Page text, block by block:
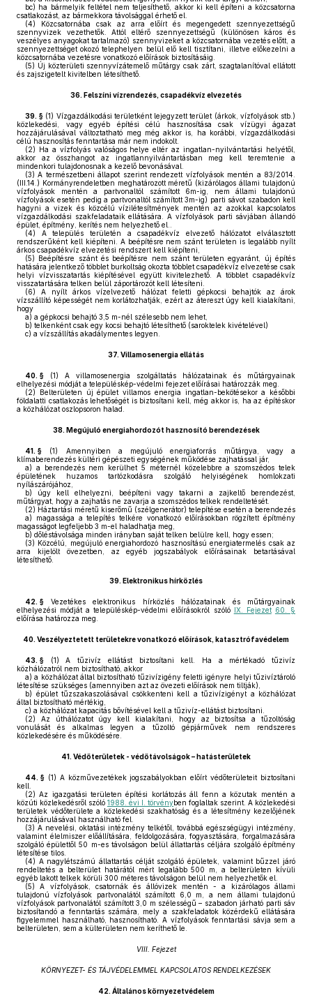
bc) ha bármelyik feltétel nem teljesíthető, akkor ki kell építeni a közcsatorna
csatlakozást, az bármekkora távolsággal érhető el.
(4) Közcsatornába csak az arra előírt és megengedett szennyezettségű
szennyvizek vezethetők. Attól eltérő szennyezettségű (különösen káros és
veszélyes anyagokat tartalmazó) szennyvizeket a közcsatornába vezetés előtt, a
szennyezettséget okozó telephelyen belül elő kell tisztítani, illetve előkezelni a
közcsatornába vezetésre vonatkozó előírások biztosításáig.
(5) Új közterületi szennyvízátemelő műtárgy csak zárt, szagtalanítóval ellátott
és zajszigetelt kivitelben létesíthető.
36. Felszíni vízrendezés, csapadékvíz elvezetés
39. § (1) Vízgazdálkodási területként lejegyzett terület (árkok, vízfolyások stb.)
közlekedési, vagy egyéb építési célú hasznosítása csak vízügyi ágazat
hozzájárulásával változtatható meg még akkor is, ha korábbi, vízgazdálkodási
célú hasznosítás fenntartása már nem indokolt.
(2) Ha a vízfolyás valóságos helye eltér az ingatlan-nyilvántartási helyétől,
akkor az összhangot az ingatlannyilvántartásban meg kell teremtenie a
mindenkori tulajdonosnak a kezelő bevonásával.
(3) A természetbeni állapot szerint rendezett vízfolyások mentén a 83/2014.
(III.14.) Kormányrendeletben meghatározott méretű (kizárólagos állami tulajdonú
vízfolyások mentén a partvonaltól számított 6m-ig, nem állami tulajdonú
vízfolyások esetén pedig a partvonaltól számított 3m-ig) parti sávot szabadon kell
hagyni a vizek és közcélú vízilétesítmények mentén az azokkal kapcsolatos
vízgazdálkodási szakfeladataik ellátására. A vízfolyások parti sávjában állandó
épület, építmény, kerítés nem helyezhető el..
(4) A település területén a csapadékvíz elvezető hálózatot elválasztott
rendszerűként kell kiépíteni. A beépítésre nem szánt területen is legalább nyílt
árkos csapadékvíz elvezetési rendszert kell kiépíteni,
(5) Beépítésre szánt és beépítésre nem szánt területen egyaránt, új építés
hatására jelentkező többlet burkoltság okozta többlet csapadékvíz elvezetése csak
helyi vízvisszatartás kiépítésével együtt kivitelezhető. A többlet csapadékvíz
visszatartására telken belül záportározót kell létesíteni.
(6) A nyílt árkos vízelvezető hálózat feletti gépkocsi behajtók az árok
vízszállító képességét nem korlátozhatják, ezért az átereszt úgy kell kialakítani,
hogy
a) a gépkocsi behajtó 3,5 m-nél szélesebb nem lehet,
b) telkenként csak egy kocsi behajtó létesíthető (saroktelek kivételével)
c) a vízszállítás akadálymentes legyen.
37. Villamosenergia ellátás
40. § (1) A villamosenergia szolgáltatás hálózatainak és műtárgyainak
elhelyezési módját a településkép-védelmi fejezet előírásai határozzák meg.
(2) Belterületen új épület villamos energia ingatlan-bekötésekor a későbbi
földalatti csatlakozás lehetőségét is biztosítani kell, még akkor is, ha az építéskor
a közhálózat oszlopsoron halad.
38. Megújuló energiahordozót hasznosító berendezések
41. § (1)
Amennyiben a megújuló energiaforrás műtárgya, vagy a
klímaberendezés kültéri gépészeti egységének működése zajhatással jár,
a) a berendezés nem kerülhet 5 méternél közelebbre a szomszédos telek
épületének huzamos tartózkodásra szolgáló helyiségének homlokzati
nyílászárójához,
b) úgy kell elhelyezni, beépíteni vagy takarni a zajkeltő berendezést,
műtárgyat, hogy a zajhatás ne zavarja a szomszédos telkek rendeltetését.
(2) Háztartási méretű kiserőmű (szélgenerátor) telepítése esetén a berendezés
a) magassága a telepítés telkére vonatkozó előírásokban rögzített építmény
magasságot legfeljebb 3 m-el haladhatja meg,
b) dőléstávolsága minden irányban saját telken belülre kell, hogy essen;
(3) Közcélú, megújuló energiahordozó hasznosítású energiatermelés csak az
arra kijelölt övezetben, az egyéb jogszabályok előírásainak betartásával
létesíthető.
39. Elektronikus hírközlés
42. § Vezetékes elektronikus hírközlés hálózatainak és műtárgyainak
elhelyezési módját a településkép-védelmi előírásokról szóló IX. Fejezet 60. §
előírása határozza meg.
40. Veszélyeztetett területekre vonatkozó előírások, katasztrófavédelem
43. § (1) A tűzivíz ellátást biztosítani kell. Ha a mértékadó tűzivíz
közhálózatról nem biztosítható, akkor
a) a közhálózat által biztosítható tűzivízigény feletti igényre helyi tűzivíztároló
létesítése szükséges (amennyiben azt az övezeti előírások nem tiltják),
b) épület tűzszakaszolásával csökkenteni kell a tűzivízigényt a közhálózat
által biztosítható mértékig,
c) a közhálózat kapacitás bővítésével kell a tűzivíz-ellátást biztosítani.
(2) Az úthálózatot úgy kell kialakítani, hogy az biztosítsa a tűzoltóság
vonulását és alkalmas legyen a tűzoltó gépjárművek nem rendszeres
közlekedésére és működésére.
41. Védőterületek - védőtávolságok – hatásterületek
44. § (1) A közművezetékek jogszabályokban előírt védőterületeit biztosítani
kell.
(2) Az igazgatási területen építési korlátozás áll fenn a közutak mentén a
közúti közlekedésről szóló 1988. évi I. törvényben foglaltak szerint. A közlekedési
területek védőterülete a közlekedési szakhatóság és a létesítmény kezelőjének
hozzájárulásával használható fel.
(3) A nevelési, oktatási intézmény telkétől, továbbá egészségügyi intézmény,
valamint élelmiszer előállítására, feldolgozására, fogyasztására, forgalmazására
szolgáló épülettől 50 m-es távolságon belül állattartás céljára szolgáló építmény
létesítése tilos.
(4) A nagylétszámú állattartás célját szolgáló épületek, valamint bűzzel járó
rendeltetés a belterület határától mért legalább 500 m, a belterületen kívüli
egyéb lakott telkek körüli 300 méteres távolságon belül nem helyezhetők el.
(5) A vízfolyások, csatornák és állóvizek mentén - a kizárólagos állami
tulajdonú vízfolyások partvonalától számított 6,0 m, a nem állami tulajdonú
vízfolyások partvonalától számított 3,0 m szélességű – szabadon járható parti sáv
biztosítandó a fenntartás számára, mely a szakfeladatok közérdekű ellátására
figyelemmel használható, hasznosítható. A vízfolyások fenntartási sávja sem a
belterületen, sem a külterületen nem keríthető le.
VIII. Fejezet
KÖRNYEZET- ÉS TÁJVÉDELEMMEL KAPCSOLATOS RENDELKEZÉSEK
42. Általános környezetvédelem